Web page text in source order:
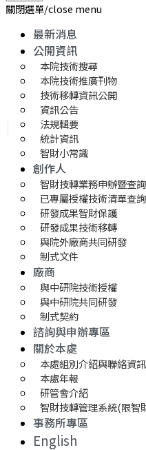
關閉選單/close menu
最新消息
公開資訊
本院技術搜尋
本院技術推廣刊物
技術移轉資訊公開
資訊公告
法規輯要
統計資訊
智財小常識
創作人
智財技轉業務申辦暨查
已專屬授權技術清單查詢
研發成果智財保護
研發成果技術移轉
與院外廠商共同研發
制式文件
廠商
與中研院技術授權
與中研院共同研發
制式契約
諮詢與申辦專區
關於本處
本處組別介紹與聯絡資訊
本處年報
研管會介紹
智財技轉管理系統(限智
事務所專區
English